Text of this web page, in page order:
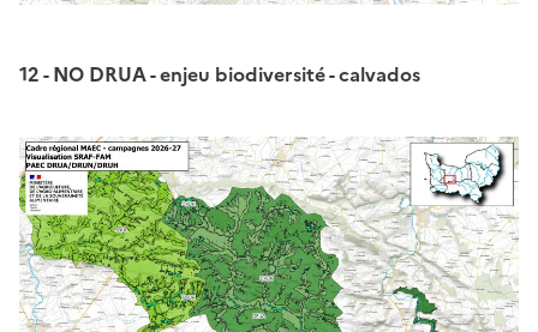
12 - NO DRUA - enjeu biodiversité - calvados